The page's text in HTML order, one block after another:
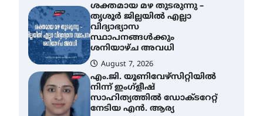
ശക്തമായ മഴ തുടരുന്നു –
തൃശൂർ ജില്ലയിൽ എല്ലാ
വിദ്യാഭ്യാസ
സ്ഥാപനങ്ങൾക്കും
ശനിയാഴ്ച അവധി
August 7, 2026
എം.ജി. യൂണിവേഴ്‌സിറ്റിയിൽ
നിന്ന് ഇംഗ്ളീഷ്
സാഹിത്യത്തിൽ ഡോക്ടറേറ്റ്
നേടിയ എൻ. ആര്യ